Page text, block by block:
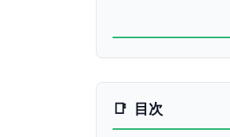
目次